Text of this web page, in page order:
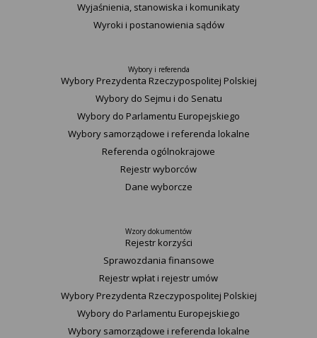
Wyjaśnienia, stanowiska i komunikaty
Wyroki i postanowienia sądów
Wybory i referenda
Wybory Prezydenta Rzeczypospolitej Polskiej
Wybory do Sejmu i do Senatu
Wybory do Parlamentu Europejskiego
Wybory samorządowe i referenda lokalne
Referenda ogólnokrajowe
Rejestr wyborców
Dane wyborcze
Wzory dokumentów
Rejestr korzyści
Sprawozdania finansowe
Rejestr wpłat i rejestr umów
Wybory Prezydenta Rzeczypospolitej Polskiej
Wybory do Parlamentu Europejskiego
Wybory samorządowe i referenda lokalne